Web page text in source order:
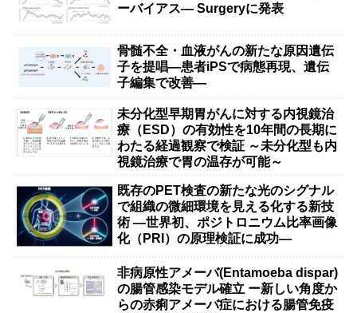
ーバイアス— Surgeryに発表
骨髄不全・血液がんの新たな原因遺伝
子を提唱―患者iPSで病態再現、遺伝
子編集で改善―
未分化型早期胃がんに対する内視鏡治
療（ESD）の有効性を10年間の長期に
わたる経過観察で検証 ～未分化型も内
視鏡治療で胃の温存が可能～
既存のPET検査の新たな光のシグナル
で組織の微細環境を見える化する新技
術 ―世界初、ポジトロニウム比率画像
化（PRI）の原理検証に成功―
非病原性アメーバ(Entamoeba dispar)
の腸管感染モデル確立 ー新しい角度か
らの赤痢アメーバ症における腸管免疫